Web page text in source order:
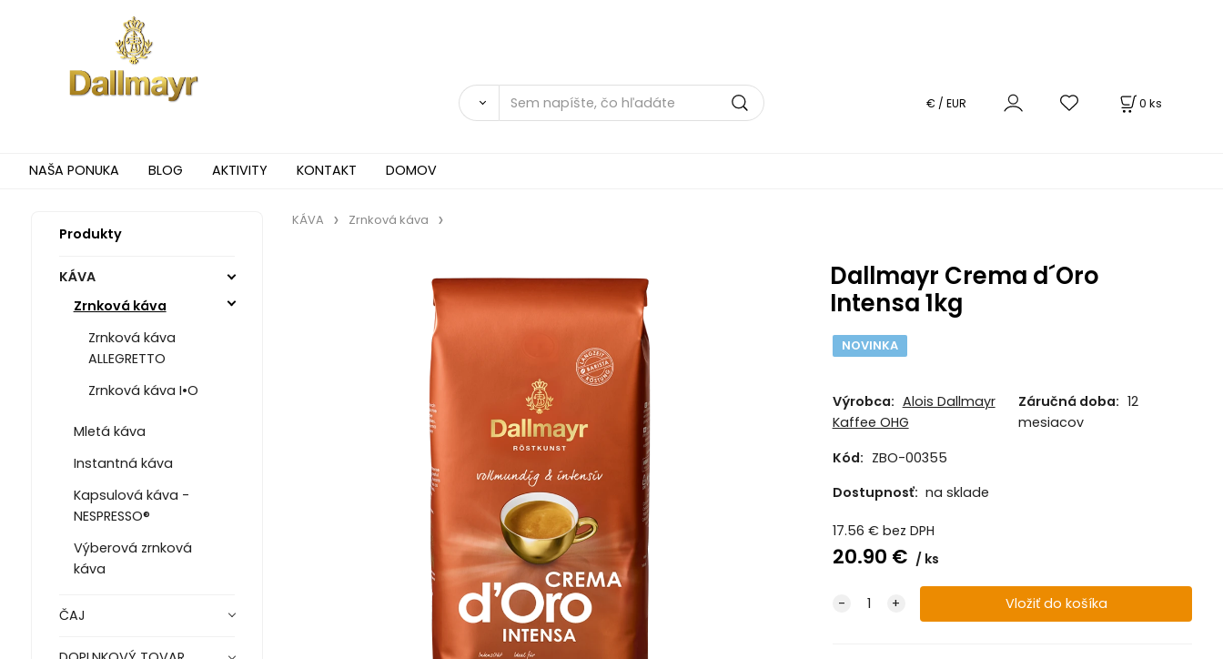
0 ks
€ / EUR
NAŠA PONUKA BLOG AKTIVITY KONTAKT DOMOV
Produkty
KÁVA
Zrnková káva
Zrnková káva
ALLEGRETTO
Zrnková káva I•O
Mletá káva
Instantná káva
Kapsulová káva -
NESPRESSO®
Výberová zrnková
káva
ČAJ
KÁVA Zrnková káva
Dallmayr Crema d´Oro
Intensa 1kg
NOVINKA
Výrobca: Alois Dallmayr
Kaffee OHG
Záručná doba: 12
mesiacov
Kód: ZBO-00355
Dostupnosť: na sklade
17.56 € bez DPH
20.90 € ks